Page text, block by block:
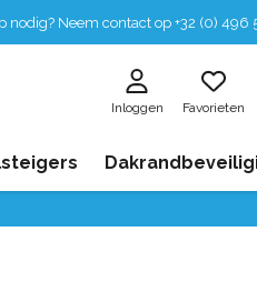
nodig? Neem contact op +32 (0) 496
Inloggen Favorieten